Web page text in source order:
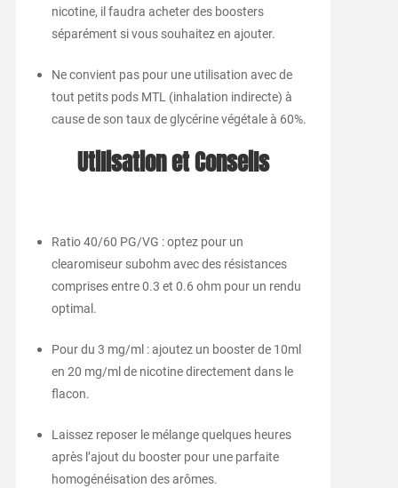
nicotine, il faudra acheter des boosters
séparément si vous souhaitez en ajouter.
Ne convient pas pour une utilisation avec de
tout petits pods MTL (inhalation indirecte) à
cause de son taux de glycérine végétale à 60%.
Utilisation et Conseils
Ratio 40/60 PG/VG : optez pour un
clearomiseur subohm avec des résistances
comprises entre 0.3 et 0.6 ohm pour un rendu
optimal.
Pour du 3 mg/ml : ajoutez un booster de 10ml
en 20 mg/ml de nicotine directement dans le
flacon.
Laissez reposer le mélange quelques heures
après l’ajout du booster pour une parfaite
homogénéisation des arômes.